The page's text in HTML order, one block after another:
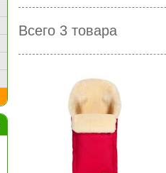
Всего 3 товара